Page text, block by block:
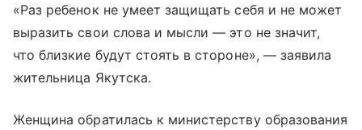
«Раз ребенок не умеет защищать себя и не может
выразить свои слова и мысли — это не значит,
что близкие будут стоять в стороне», — заявила
жительница Якутска.
Женщина обратилась к министерству образования